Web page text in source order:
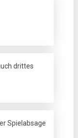
drittes
Spielabsage